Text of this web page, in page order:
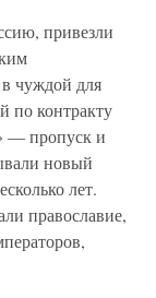
привезли
в чуждой для
по контракту
— пропуск и
новый
лет.
православие,